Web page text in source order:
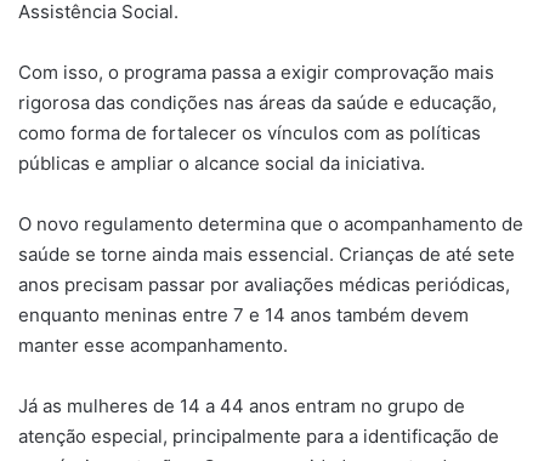
Assistência Social.
Com isso, o programa passa a exigir comprovação mais
rigorosa das condições nas áreas da saúde e educação,
como forma de fortalecer os vínculos com as políticas
públicas e ampliar o alcance social da iniciativa.
O novo regulamento determina que o acompanhamento de
saúde se torne ainda mais essencial. Crianças de até sete
anos precisam passar por avaliações médicas periódicas,
enquanto meninas entre 7 e 14 anos também devem
manter esse acompanhamento.
Já as mulheres de 14 a 44 anos entram no grupo de
atenção especial, principalmente para a identificação de